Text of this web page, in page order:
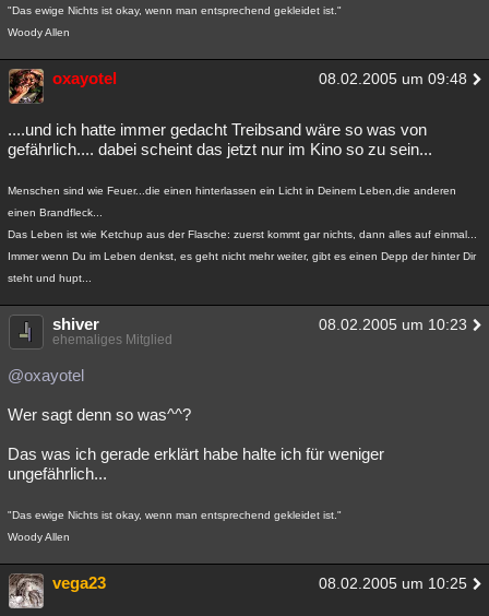
"Das ewige Nichts ist okay, wenn man entsprechend gekleidet ist."
Woody Allen
oxayotel 08.02.2005 um 09:48
....und ich hatte immer gedacht Treibsand wäre so was von
gefährlich.... dabei scheint das jetzt nur im Kino so zu sein...
Menschen sind wie Feuer...die einen hinterlassen ein Licht in Deinem Leben,die anderen
einen Brandfleck...
Das Leben ist wie Ketchup aus der Flasche: zuerst kommt gar nichts, dann alles auf einmal...
Immer wenn Du im Leben denkst, es geht nicht mehr weiter, gibt es einen Depp der hinter Dir
steht und hupt...
shiver 08.02.2005 um 10:23
ehemaliges Mitglied
@oxayotel
Wer sagt denn so was^^?
Das was ich gerade erklärt habe halte ich für weniger
ungefährlich...
"Das ewige Nichts ist okay, wenn man entsprechend gekleidet ist."
Woody Allen
vega23 08.02.2005 um 10:25